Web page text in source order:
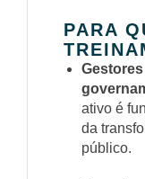
PARA
ativo é
da
público.